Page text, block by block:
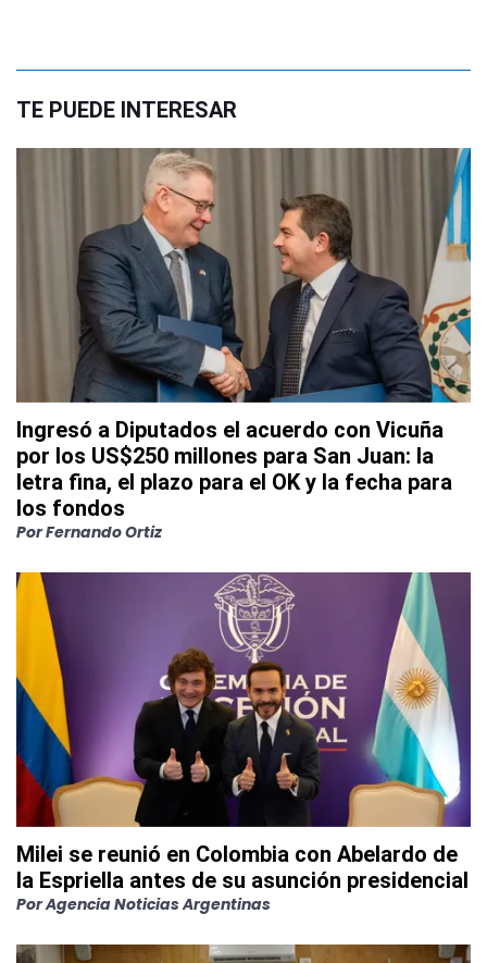
TE PUEDE INTERESAR
Ingresó a Diputados el acuerdo con Vicuña
por los US$250 millones para San Juan: la
letra fina, el plazo para el OK y la fecha para
los fondos
PorFernando Ortiz
Milei se reunió en Colombia con Abelardo de
la Espriella antes de su asunción presidencial
PorAgencia Noticias Argentinas